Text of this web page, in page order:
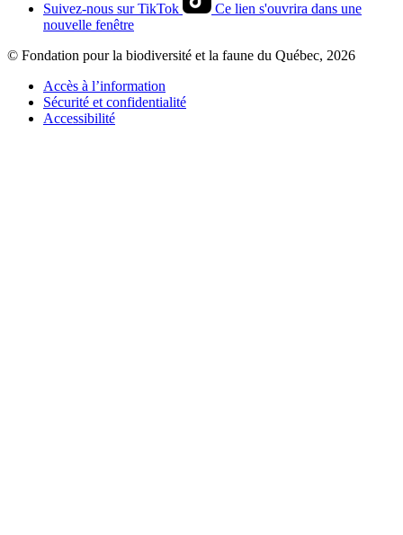
Suivez-nous sur TikTok
Ce lien s'ouvrira dans une
nouvelle fenêtre
© Fondation pour la biodiversité et la faune du Québec, 2026
Accès à l’information
Sécurité et confidentialité
Accessibilité